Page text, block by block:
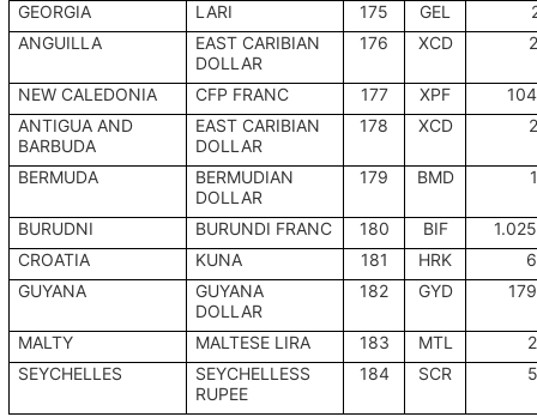
GEORGIA
LARI 175 GEL
ANGUILLA
EAST CARIBIAN
DOLLAR
176 XCD
NEW CALEDONIA CFP FRANC 177 XPF
ANTIGUA AND
BARBUDA
EAST CARIBIAN
DOLLAR
178 XCD
BERMUDA
BERMUDIAN
DOLLAR
179 BMD
BURUDNI BURUNDI FRANC 180 BIF
CROATIA
KUNA 181 HRK
GUYANA
GUYANA
DOLLAR
182 GYD
MALTY MALTESE LIRA 183 MTL
SEYCHELLES
SEYCHELLESS
RUPEE
184 SCR